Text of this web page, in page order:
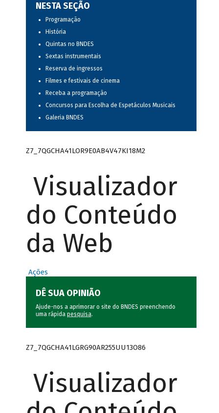
NESTA SEÇÃO
Programação
História
Quintas no BNDES
Sextas instrumentais
Reserva de ingressos
Filmes e festivais de cinema
Receba a programação
Concursos para Escolha de Espetáculos Musicais
Galeria BNDES
Z7_7QGCHA41LOR9E0AB4V47KI18M2
Visualizador
do Conteúdo
da Web
Ações
DÊ SUA OPINIÃO
Ajude-nos a aprimorar o site do BNDES preenchendo
uma rápida pesquisa.
Z7_7QGCHA41LGRG90AR255UU13O86
Visualizador